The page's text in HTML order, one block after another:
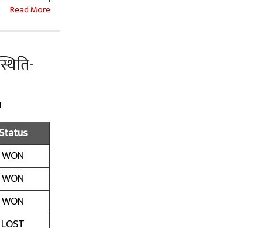
Status
WON
WON
WON
LOST